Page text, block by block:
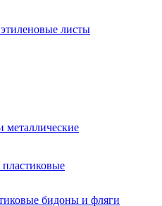
листы
металлические
бидоны и фляги